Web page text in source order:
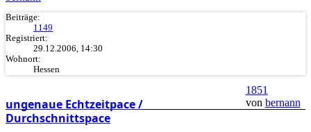
Beiträge:
1149
Registriert:
29.12.2006, 14:30
Wohnort:
Hessen
ungenaue Echtzeitpace /
Durchschnittspace
1851
von bernann